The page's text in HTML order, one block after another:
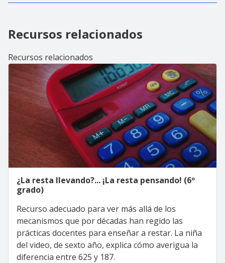
Recursos relacionados
Recursos relacionados
¿La resta llevando?... ¡La resta pensando! (6º
grado)
Recurso adecuado para ver más allá de los
mecanismos que por décadas han regido las
prácticas docentes para enseñar a restar. La niña
del video, de sexto año, explica cómo averigua la
diferencia entre 625 y 187.